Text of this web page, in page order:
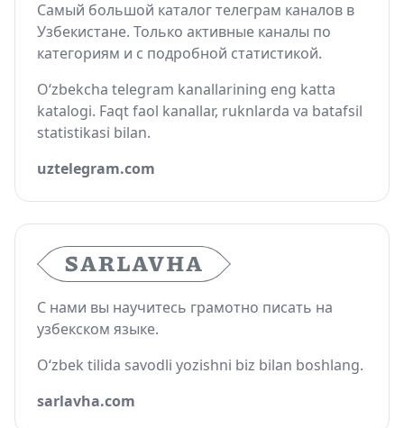
Самый большой каталог телеграм каналов в
Узбекистане. Только активные каналы по
категориям и с подробной статистикой.
O‘zbekcha telegram kanallarining eng katta
katalogi. Faqt faol kanallar, ruknlarda va batafsil
statistikasi bilan.
uztelegram.com
С нами вы научитесь грамотно писать на
узбекском языке.
O‘zbek tilida savodli yozishni biz bilan boshlang.
sarlavha.com